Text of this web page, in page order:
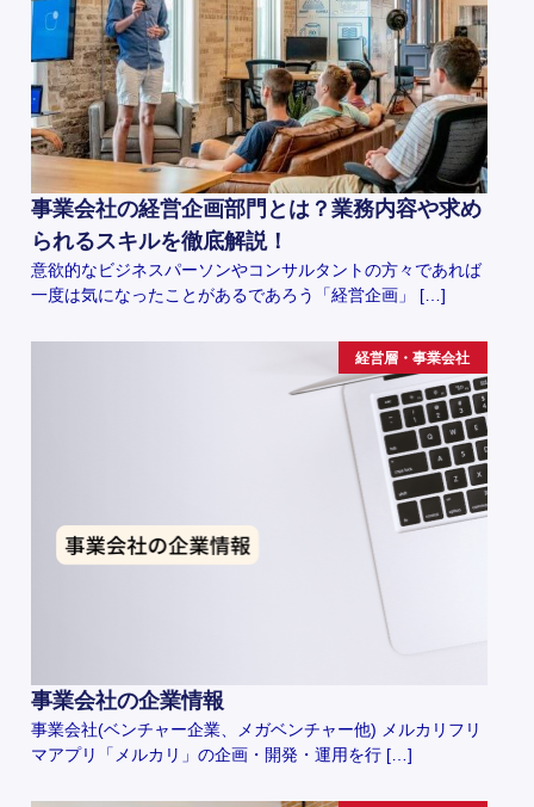
事業会社の経営企画部門とは？業務内容や求め
られるスキルを徹底解説！
意欲的なビジネスパーソンやコンサルタントの方々であれば
一度は気になったことがあるであろう「経営企画」 […]
経営層・事業会社
事業会社の企業情報
事業会社(ベンチャー企業、メガベンチャー他) メルカリフリ
マアプリ「メルカリ」の企画・開発・運用を行 […]